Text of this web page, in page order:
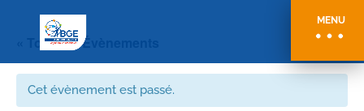
MENU
« Tous les Évènements
Cet évènement est passé.